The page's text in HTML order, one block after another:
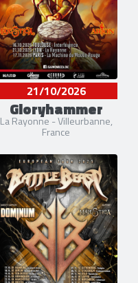
21/10/2026
Gloryhammer
La Rayonne - Villeurbanne,
France